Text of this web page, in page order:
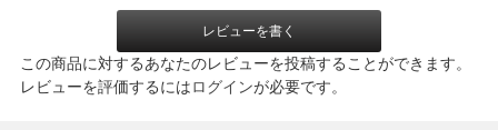
レビューを書く
この商品に対するあなたのレビューを投稿することができます。
レビューを評価するにはログインが必要です。